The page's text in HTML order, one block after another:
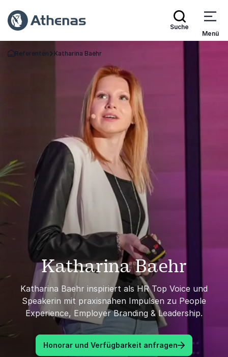
Suche
Menü
Zurück zur Startseite
Referenten Katharina Baehr
Katharina Baehr
Katharina Baehr inspiriert als HR Top Voice und
Speakerin mit praxisnahen Impulsen zu People
Experience, Employer Branding & Leadership.
Honorar und Verfügbarkeit anfragen